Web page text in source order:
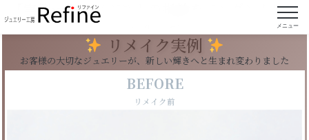
メニュー
【実例175】アメジストの指輪をペンダントにリ
リメイク実例
お客様の大切なジュエリーが、新しい輝きへと生まれ変わりました
BEFORE
リメイク前